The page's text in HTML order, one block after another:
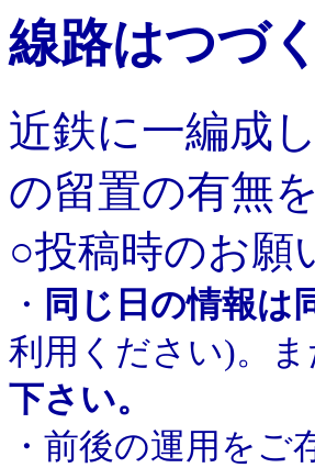
線路はつづ
近鉄に一編成
の留置の有無
○投稿時のお願
・ 同じ日の情報は
利用ください)。ま
下さい。
・前後の運用を